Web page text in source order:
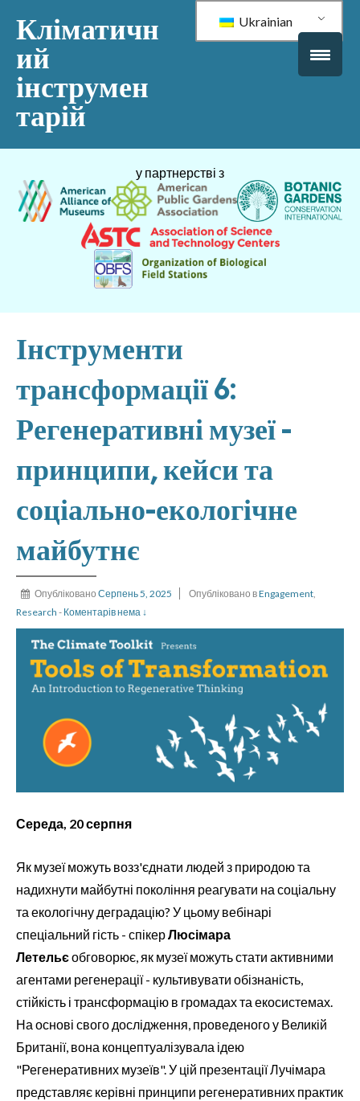
Кліматичн
ий
інструмен
тарій
Ukrainian
у партнерстві з
Інструменти
трансформації 6:
Регенеративні музеї -
принципи, кейси та
соціально-екологічне
майбутнє
Опубліковано Серпень 5, 2025 Опубліковано вEngagement
Research - Коментарів нема ↓
Середа, 20 серпня
Як музеї можуть возз'єднати людей з природою та
надихнути майбутні покоління реагувати на соціальну
та екологічну деградацію? У цьому вебінарі
спеціальний гість - спікерЛюсімара
Летельєобговорює, як музеї можуть стати активними
агентами регенерації - культивувати обізнаність,
стійкість і трансформацію в громадах та екосистемах.
На основі свого дослідження, проведеного у Великій
Британії, вона концептуалізувала ідею
"Регенеративних музеїв". У цій презентації Лучімара
представляє керівні принципи регенеративних практик